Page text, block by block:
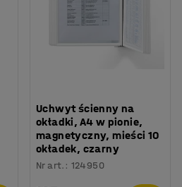
Uchwyt ścienny na
okładki, A4 w pionie,
magnetyczny, mieści 10
okładek, czarny
Nr art. : 124950